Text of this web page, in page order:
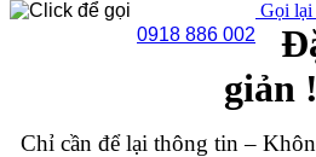
0918 886 002
Gọi lại
giản !
Chỉ cần để lại thông tin –